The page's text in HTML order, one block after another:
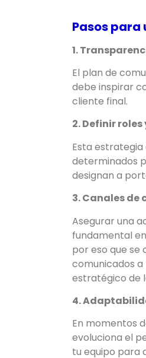
Pasos
1.
El plan de
debe inspirar
cliente final.
2. Definir
Esta
determinados
designan a
3. Canales de
Asegurar una
fundamental
por eso que
comunicados
estratégico de
4.
En momentos
evoluciona el
tu equipo para